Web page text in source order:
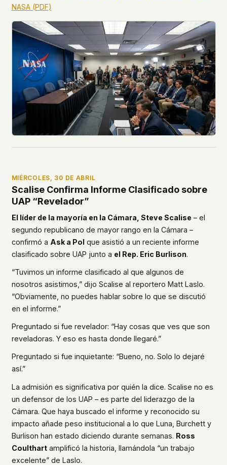
NASA (PDF)
MIÉRCOLES, 30 DE ABRIL
Scalise Confirma Informe Clasificado sobre
UAP “Revelador”
El líder de la mayoría en la Cámara, Steve Scalise – el
segundo republicano de mayor rango en la Cámara –
confirmó a Ask a Polque asistió a un reciente informe
clasificado sobre UAP junto a el Rep. Eric Burlison.
“Tuvimos un informe clasificado al que algunos de
nosotros asistimos,” dijo Scalise al reportero Matt Laslo.
“Obviamente, no puedes hablar sobre lo que se discutió
en el informe.”
Preguntado si fue revelador: “Hay cosas que ves que son
reveladoras. Y eso es hasta donde llegaré.”
Preguntado si fue inquietante: “Bueno, no. Solo lo dejaré
así.”
La admisión es significativa por quién la dice. Scalise no es
un defensor de los UAP – es parte del liderazgo de la
Cámara. Que haya buscado el informe y reconocido su
impacto añade peso institucional a lo que Luna, Burchett y
Burlison han estado diciendo durante semanas. Ross
Coulthartamplificó la historia, llamándola “un trabajo
excelente” de Laslo.